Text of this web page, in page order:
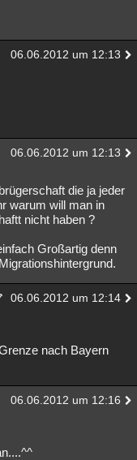
06.06.2012 um 12:13
06.06.2012 um 12:13
die ja jeder
warum will man in
nicht haben ?
Großartig denn
06.06.2012 um 12:14
nach Bayern
06.06.2012 um 12:16